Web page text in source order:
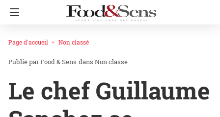
Page d'accueil Non classé
Food & Sens dans Non classé
Le chef Guillaume